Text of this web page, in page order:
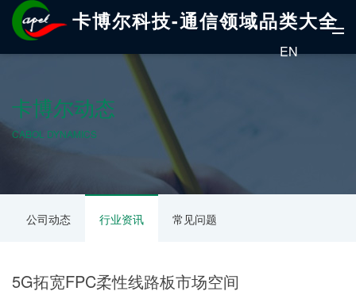
卡博尔科技-通信领域品类大全
EN
卡博尔动态
CABOL DYNAMICS
公司动态 行业资讯 常见问题
5G拓宽FPC柔性线路板市场空间